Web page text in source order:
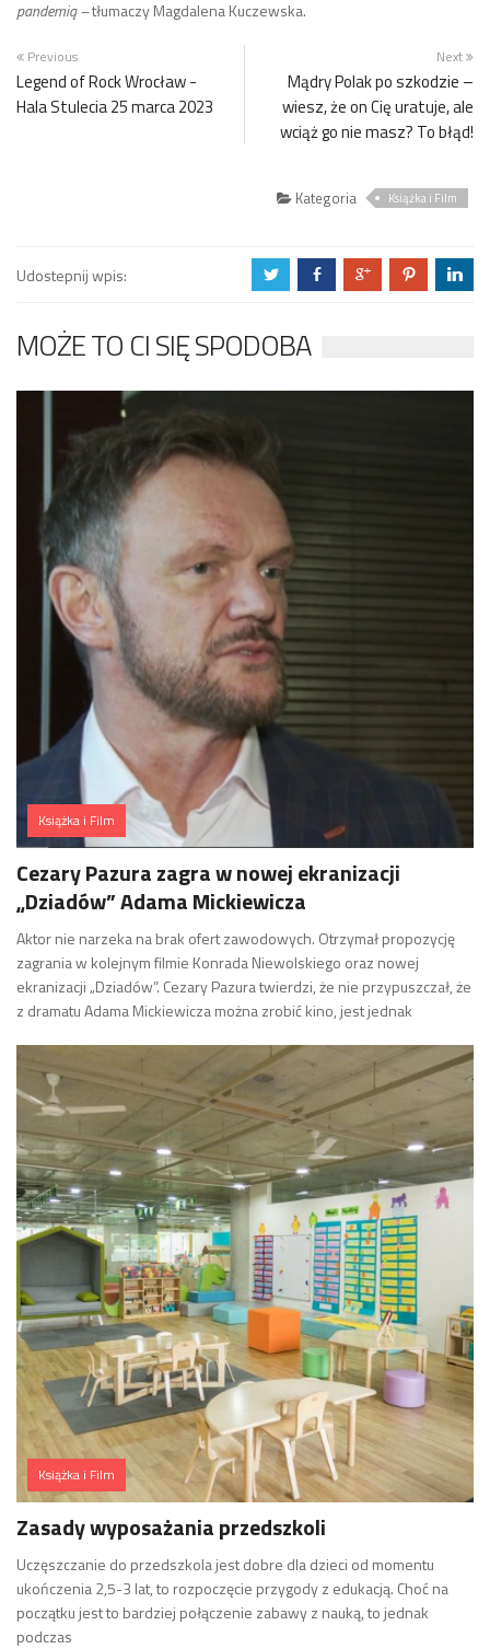
pandemią –tłumaczy Magdalena Kuczewska.
Previous
Legend of Rock Wrocław -
Hala Stulecia 25 marca 2023
Next
Mądry Polak po szkodzie –
wiesz, że on Cię uratuje, ale
wciąż go nie masz? To błąd!
Kategoria Książka i Film
Udostepnij wpis: a b c d j
MOŻE TO CI SIĘ SPODOBA
Książka i Film
Cezary Pazura zagra w nowej ekranizacji
„Dziadów” Adama Mickiewicza
Aktor nie narzeka na brak ofert zawodowych. Otrzymał propozycję
zagrania w kolejnym filmie Konrada Niewolskiego oraz nowej
ekranizacji „Dziadów”. Cezary Pazura twierdzi, że nie przypuszczał, że
z dramatu Adama Mickiewicza można zrobić kino, jest jednak
Książka i Film
Zasady wyposażania przedszkoli
Uczęszczanie do przedszkola jest dobre dla dzieci od momentu
ukończenia 2,5-3 lat, to rozpoczęcie przygody z edukacją. Choć na
początku jest to bardziej połączenie zabawy z nauką, to jednak
podczas